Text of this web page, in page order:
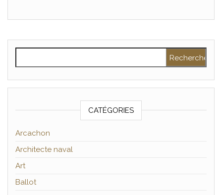
CATÉGORIES
Arcachon
Architecte naval
Art
Ballot